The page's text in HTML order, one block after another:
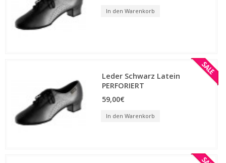
In den Warenkorb
Leder Schwarz Latein
PERFORIERT
59,00€
In den Warenkorb